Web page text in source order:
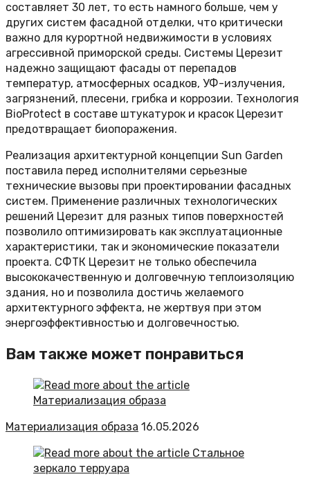
составляет 30 лет, то есть намного больше, чем у
других систем фасадной отделки, что критически
важно для курортной недвижимости в условиях
агрессивной приморской среды. Системы Церезит
надежно защищают фасады от перепадов
температур, атмосферных осадков, УФ-излучения,
загрязнений, плесени, грибка и коррозии. Технология
BioProtect в составе штукатурок и красок Церезит
предотвращает биопоражения.
Реализация архитектурной концепции Sun Garden
поставила перед исполнителями серьезные
технические вызовы при проектировании фасадных
систем. Применение различных технологических
решений Церезит для разных типов поверхностей
позволило оптимизировать как эксплуатационные
характеристики, так и экономические показатели
проекта. СФТК Церезит не только обеспечила
высококачественную и долговечную теплоизоляцию
здания, но и позволила достичь желаемого
архитектурного эффекта, не жертвуя при этом
энергоэффективностью и долговечностью.
Вам также может понравиться
Материализация образа 16.05.2026